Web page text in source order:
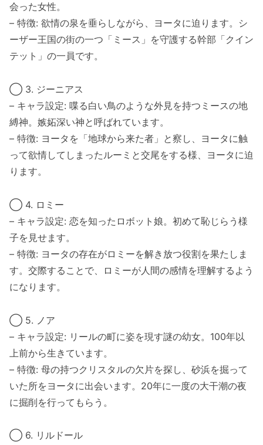
会った女性。
– 特徴: 欲情の泉を垂らしながら、ヨータに迫ります。シ
ーザー王国の街の一つ「ミース」を守護する幹部「クイン
テット」の一員です。
◯ 3. ジーニアス
– キャラ設定: 喋る白い鳥のような外見を持つミースの地
縛神。嫉妬深い神と呼ばれています。
– 特徴: ヨータを「地球から来た者」と察し、ヨータに触
って欲情してしまったルーミと交尾をする様、ヨータに迫
ります。
◯ 4. ロミー
– キャラ設定: 恋を知ったロボット娘。初めて恥じらう様
子を見せます。
– 特徴: ヨータの存在がロミーを解き放つ役割を果たしま
す。交際することで、ロミーが人間の感情を理解するよう
になります。
◯ 5. ノア
– キャラ設定: リールの町に姿を現す謎の幼女。100年以
上前から生きています。
– 特徴: 母の持つクリスタルの欠片を探し、砂浜を掘って
いた所をヨータに出会います。20年に一度の大干潮の夜
に掘削を行ってもらう。
◯ 6. リルドール